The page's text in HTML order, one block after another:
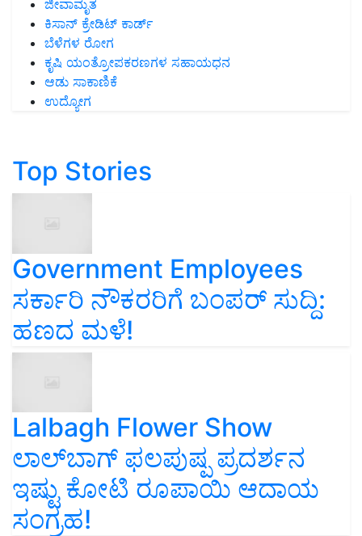
ಜೀವಾಮೃತ
ಕಿಸಾನ್ ಕ್ರೇಡಿಟ್ ಕಾರ್ಡ್
ಬೆಳೆಗಳ ರೋಗ
ಕೃಷಿ ಯಂತ್ರೋಪಕರಣಗಳ ಸಹಾಯಧನ
ಆಡು ಸಾಕಾಣಿಕೆ
ಉದ್ಯೋಗ
Top Stories
Government Employees
ಸರ್ಕಾರಿ ನೌಕರರಿಗೆ ಬಂಪರ್‌ ಸುದ್ದಿ:
ಹಣದ ಮಳೆ!
Lalbagh Flower Show
ಲಾಲ್‌ಬಾಗ್ ಫಲಪುಷ್ಪ ಪ್ರದರ್ಶನ
ಇಷ್ಟು ಕೋಟಿ ರೂಪಾಯಿ ಆದಾಯ
ಸಂಗ್ರಹ!